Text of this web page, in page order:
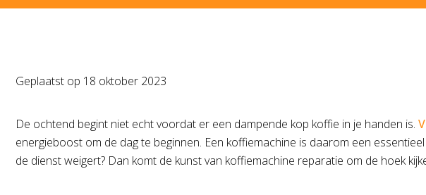
Geplaatst op 18 oktober 2023
De ochtend begint niet echt voordat er een dampende kop koffie in je handen is.
energieboost om de dag te beginnen. Een koffiemachine is daarom een
de dienst weigert? Dan komt de kunst van koffiemachine reparatie om de hoek